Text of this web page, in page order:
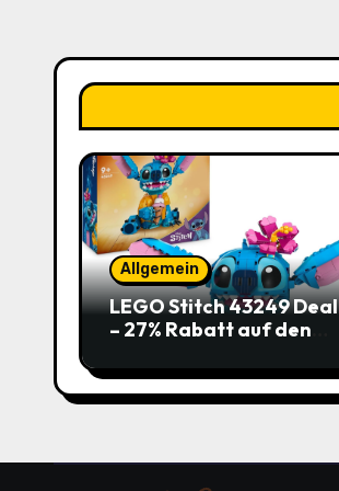
Allgemein
LEGO Stitch 43249 Deal
– 27% Rabatt auf den